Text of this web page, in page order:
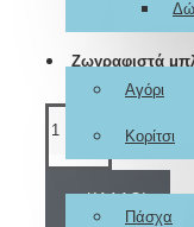
Ζωγραφιστά
Αγόρι
Κορίτσι
Πάσχα
ΚΑΛΆΘΙ